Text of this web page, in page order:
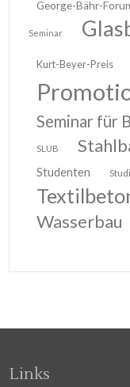
George-Bähr-
Seminar
Kurt-Beyer-Preis
Seminar für
SLUB
Studenten
Wasserbau
Links